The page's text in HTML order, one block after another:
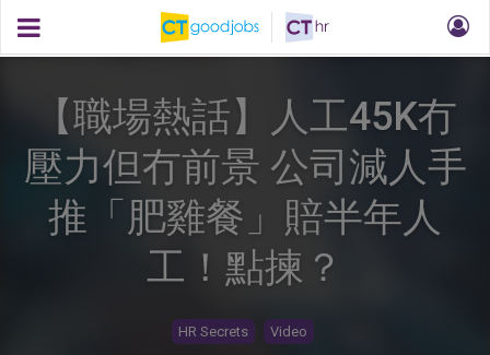
【職場熱話】人工45K冇
壓力但冇前景 公司減人手
推「肥雞餐」賠半年人
工！點揀？
HR Secrets Video